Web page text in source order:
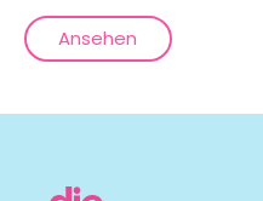
Ansehen